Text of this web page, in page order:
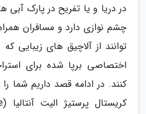
در دریا و یا تفریح در پارک
چشم نوازی دارد و مسافران
توانند از آلاچیق های
اختصاصی برپا شده برای
کنند. در ادامه قصد داریم شما